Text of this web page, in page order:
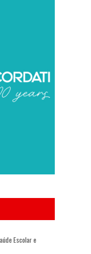
Escolar e